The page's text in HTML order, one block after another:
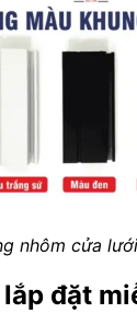
nhôm cửa
đặt